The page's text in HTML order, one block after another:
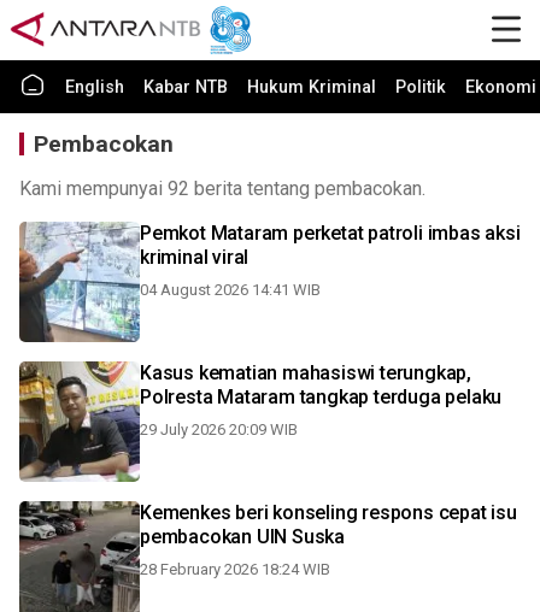
English Kabar NTB Hukum Kriminal Politik
Pembacokan
Kami mempunyai 92 berita tentang pembacokan.
Pemkot Mataram perketat patroli imbas aksi
kriminal viral
04 August 2026 14:41 WIB
Kasus kematian mahasiswi terungkap,
Polresta Mataram tangkap terduga pelaku
29 July 2026 20:09 WIB
Kemenkes beri konseling respons cepat isu
pembacokan UIN Suska
28 February 2026 18:24 WIB